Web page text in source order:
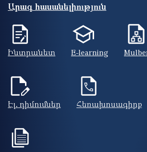
Արագ հասանելիություն
Ինտրանետ E-learning
Էլ. դիմումներ Հեռախոսագիրք